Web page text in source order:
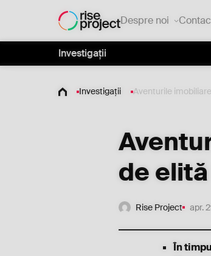
Despre noi
Investigații
Investigații Aventurile
de elită
Rise Project apr.
În